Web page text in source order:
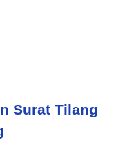
Surat Tilang